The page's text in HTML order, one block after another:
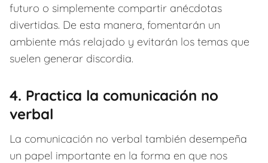
futuro o simplemente compartir anécdotas
divertidas. De esta manera, fomentarán un
ambiente más relajado y evitarán los temas que
suelen generar discordia.
4. Practica la comunicación no
verbal
La comunicación no verbal también desempeña
un papel importante en la forma en que nos